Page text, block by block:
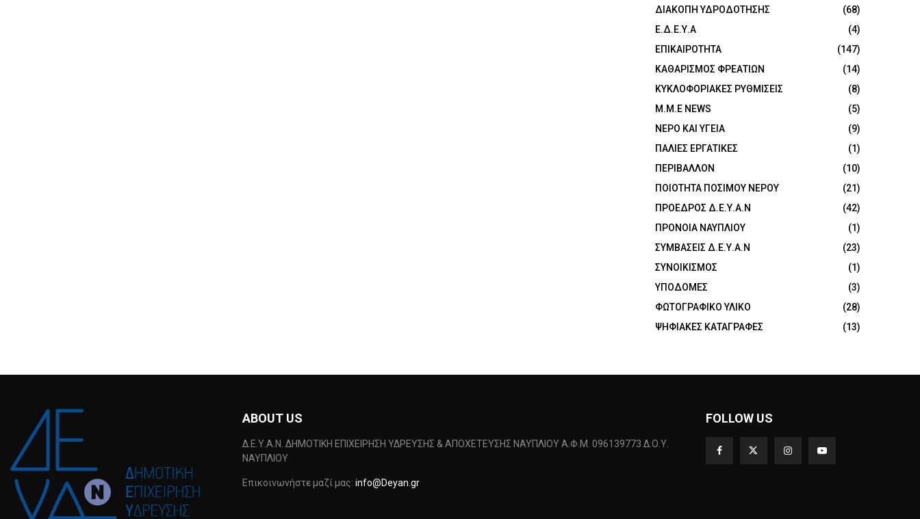
ΔΙΑΚΟΠΗ ΥΔΡΟΔΟΤΗΣΗΣ
(68)
Ε.Δ.Ε.Υ.Α
(4)
ΕΠΙΚΑΙΡΟΤΗΤΑ
(147)
ΚΑΘΑΡΙΣΜΟΣ ΦΡΕΑΤΙΩΝ
(14)
ΚΥΚΛΟΦΟΡΙΑΚΕΣ ΡΥΘΜΙΣΕΙΣ
(8)
Μ.Μ.Ε NEWS
(5)
ΝΕΡΟ ΚΑΙ ΥΓΕΙΑ
(9)
ΠΑΛΙΕΣ ΕΡΓΑΤΙΚΕΣ
(1)
ΠΕΡΙΒΑΛΛΟΝ
(10)
ΠΟΙΟΤΗΤΑ ΠΟΣΙΜΟΥ ΝΕΡΟΥ
(21)
ΠΡΟΕΔΡΟΣ Δ.Ε.Υ.Α.Ν
(42)
ΠΡΟΝΟΙΑ ΝΑΥΠΛΙΟΥ
(1)
ΣΥΜΒΑΣΕΙΣ Δ.Ε.Υ.Α.Ν
(23)
ΣΥΝΟΙΚΙΣΜΟΣ
(1)
ΥΠΟΔΟΜΕΣ
(3)
ΦΩΤΟΓΡΑΦΙΚΟ ΥΛΙΚΟ
(28)
ΨΗΦΙΑΚΕΣ ΚΑΤΑΓΡΑΦΕΣ
(13)
ABOUT US
Δ.Ε.Υ.Α.Ν. ΔΗΜΟΤΙΚΗ ΕΠΙΧΕΙΡΗΣΗ ΥΔΡΕΥΣΗΣ & ΑΠΟΧΕΤΕΥΣΗΣ ΝΑΥΠΛΙΟΥ Α.Φ.Μ. 096139773 Δ.Ο.Υ.
ΝΑΥΠΛΙΟΥ
Επικοινωνήστε μαζί μας: info@Deyan.gr
FOLLOW US